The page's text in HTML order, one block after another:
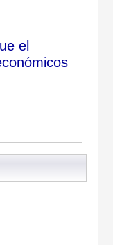
el